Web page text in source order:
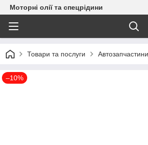
Моторні олії та спецрідини
Товари та послуги Автозапчастини
–10%